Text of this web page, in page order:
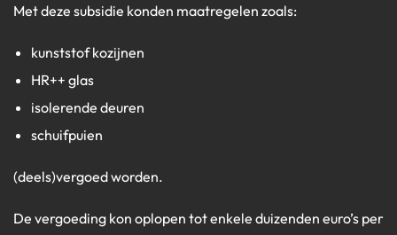
Met deze subsidie konden maatregelen zoals:
kunststof kozijnen
HR++ glas
isolerende deuren
schuifpuien
(deels)vergoed worden.
De vergoeding kon oplopen tot enkele duizenden euro’s per